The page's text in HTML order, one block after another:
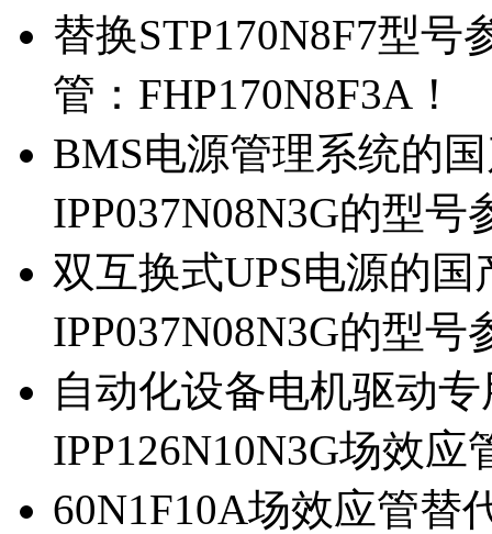
替换STP170N8F7型
管：FHP170N8F3A！
BMS电源管理系统的
IPP037N08N3G的型号
双互换式UPS电源的
IPP037N08N3G的型号
自动化设备电机驱动
IPP126N10N3G场效应
60N1F10A场效应管替